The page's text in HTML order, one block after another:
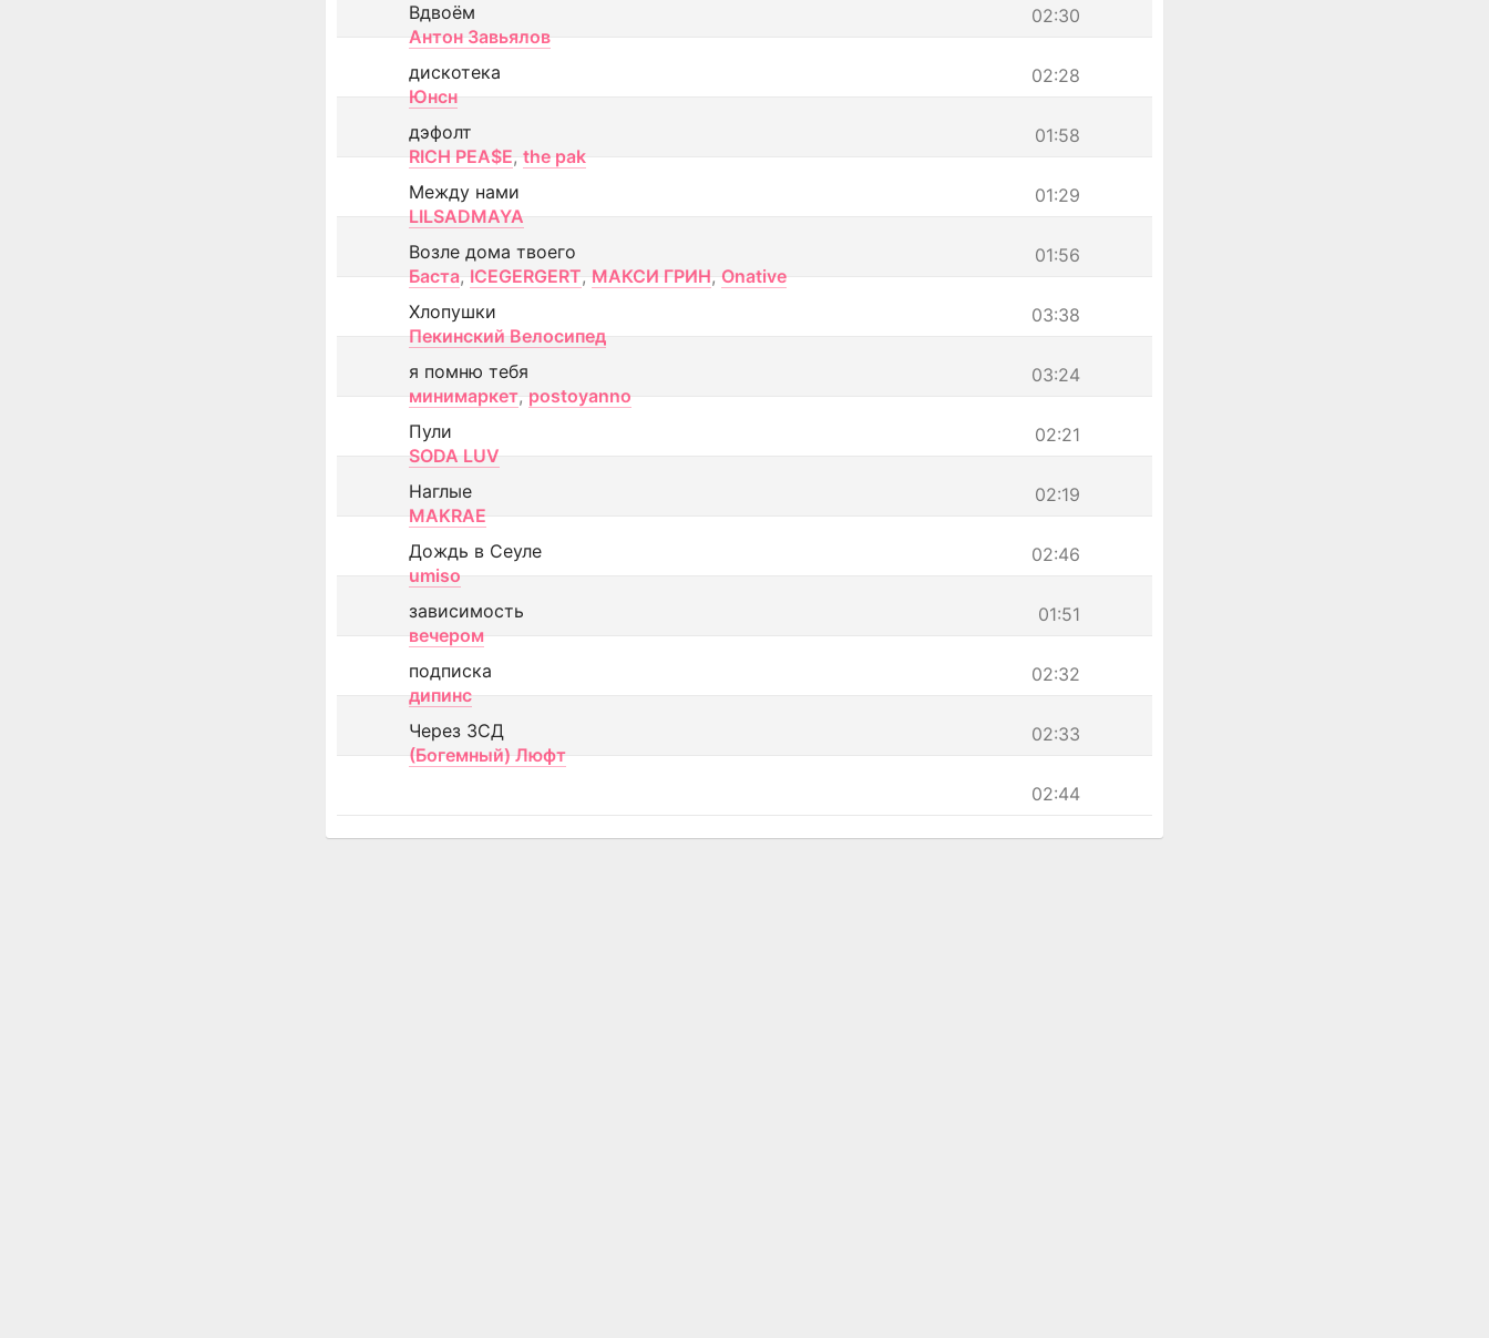
02:30
Вдвоём
Антон Завьялов
02:28
дискотека
Юнсн
01:58
дэфолт
RICH PEA$E, the pak
01:29
Между нами
LILSADMAYA
01:56
Возле дома твоего
Баста, ICEGERGERT, МАКСИ ГРИН, Onative
03:38
Хлопушки
Пекинский Велосипед
03:24
я помню тебя
минимаркет, postoyanno
02:21
Пули
SODA LUV
02:19
Наглые
MAKRAE
02:46
Дождь в Сеуле
umiso
01:51
зависимость
вечером
02:32
подписка
дипинс
02:33
Через ЗСД
(Богемный) Люфт
02:44